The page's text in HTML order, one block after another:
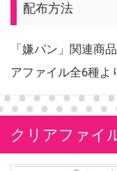
配布方法
「嫌パン」関連商
アファイル全6種よ
クリアファイ